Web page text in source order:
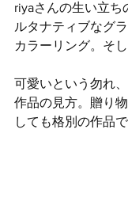
riyaさんの生い立ち
ルタナティブなグ
カラーリング。そ
可愛いという勿れ
作品の見方。贈り
しても格別の作品